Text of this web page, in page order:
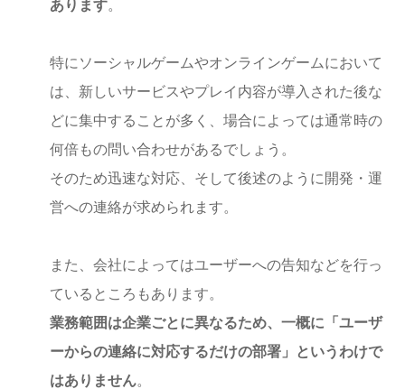
あります。
特にソーシャルゲームやオンラインゲームにおいて
は、新しいサービスやプレイ内容が導入された後な
どに集中することが多く、場合によっては通常時の
何倍もの問い合わせがあるでしょう。
そのため迅速な対応、そして後述のように開発・運
営への連絡が求められます。
また、会社によってはユーザーへの告知などを行っ
ているところもあります。
業務範囲は企業ごとに異なるため、一概に「ユーザ
ーからの連絡に対応するだけの部署」というわけで
はありません。